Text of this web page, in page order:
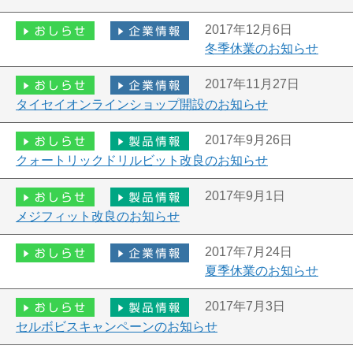
2017年12月6日
冬季休業のお知らせ
2017年11月27日
タイセイオンラインショップ開設のお知らせ
2017年9月26日
クォートリックドリルビット改良のお知らせ
2017年9月1日
メジフィット改良のお知らせ
2017年7月24日
夏季休業のお知らせ
2017年7月3日
セルボビスキャンペーンのお知らせ